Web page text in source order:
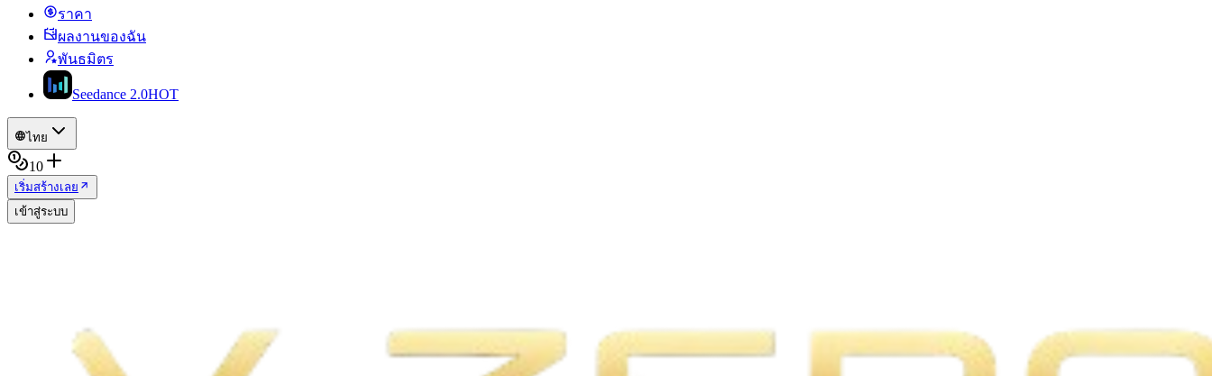
ราคา
ผลงานของฉัน
พันธมิตร
Seedance 2.0HOT
ไทย
10
เริ่มสร้างเลย
เข้าสู่ระบบ